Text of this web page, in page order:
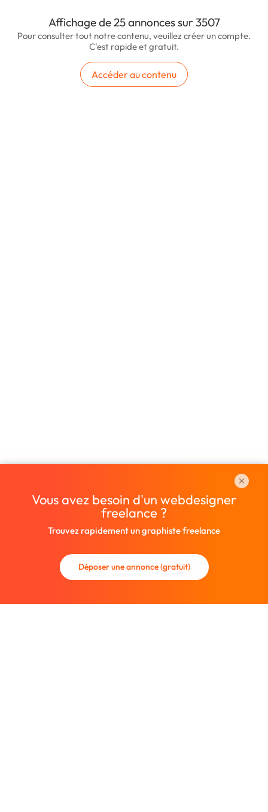
Affichage de 25 annonces sur 3507
Pour consulter tout notre contenu, veuillez créer un compte.
C'est rapide et gratuit.
Accéder au contenu
Vous avez besoin d'un webdesigner
freelance ?
Trouvez rapidement un graphiste freelance
Déposer une annonce (gratuit)